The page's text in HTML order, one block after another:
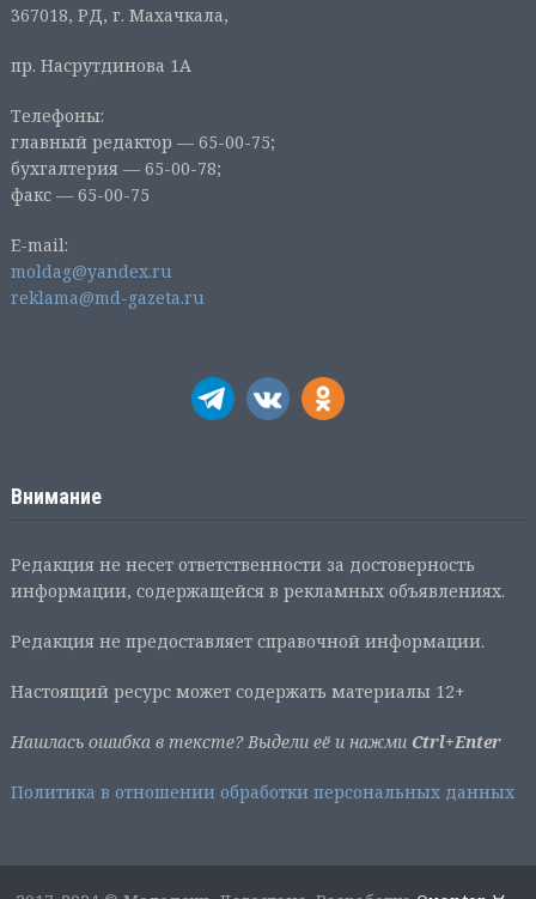
367018, РД, г. Махачкала,
пр. Насрутдинова 1А
Телефоны:
главный редактор — 65-00-75;
бухгалтерия — 65-00-78;
факс — 65-00-75
E-mail:
moldag@yandex.ru
reklama@md-gazeta.ru
Внимание
Редакция не несет ответственности за достоверность
информации, содержащейся в рекламных объявлениях.
Редакция не предоставляет справочной информации.
Настоящий ресурс может содержать материалы 12+
Нашлась ошибка в тексте? Выдели её и нажми Ctrl+Enter
Политика в отношении обработки персональных данных